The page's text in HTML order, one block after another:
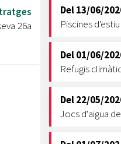
Catàleg de
Webs Municipals
26a
Del13/06/
Piscines
Del01/06/
Refugis
Del22/05/
Jocs d'aigua